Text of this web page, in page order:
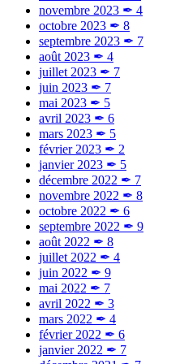
novembre 2023 ✒ 4
octobre 2023 ✒ 8
septembre 2023 ✒ 7
août 2023 ✒ 4
juillet 2023 ✒ 7
juin 2023 ✒ 7
mai 2023 ✒ 5
avril 2023 ✒ 6
mars 2023 ✒ 5
février 2023 ✒ 2
janvier 2023 ✒ 5
décembre 2022 ✒ 7
novembre 2022 ✒ 8
octobre 2022 ✒ 6
septembre 2022 ✒ 9
août 2022 ✒ 8
juillet 2022 ✒ 4
juin 2022 ✒ 9
mai 2022 ✒ 7
avril 2022 ✒ 3
mars 2022 ✒ 4
février 2022 ✒ 6
janvier 2022 ✒ 7